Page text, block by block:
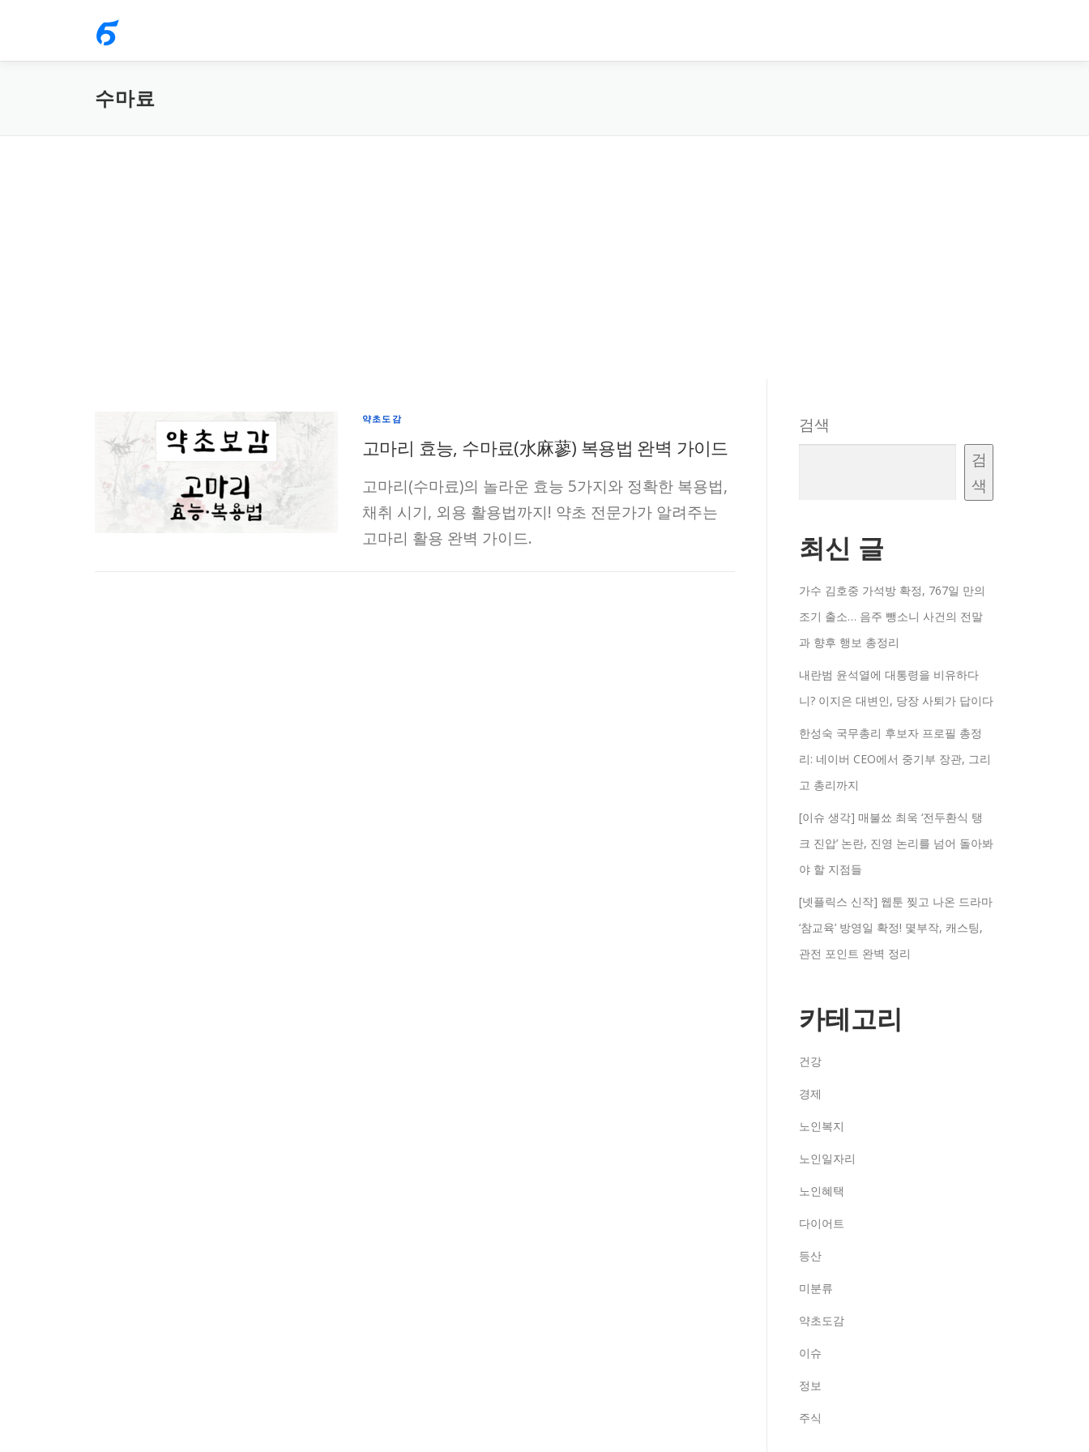
으
수마료
약초도감
고마리 효능, 수마료(水麻蓼) 복용법 완벽 가이드
고마리(수마료)의 놀라운 효능 5가지와 정확한 복용법,
채취 시기, 외용 활용법까지! 약초 전문가가 알려주는
고마리 활용 완벽 가이드.
검색
검
색
최신 글
가수 김호중 가석방 확정, 767일 만의
조기 출소… 음주 뺑소니 사건의 전말
과 향후 행보 총정리
내란범 윤석열에 대통령을 비유하다
니? 이지은 대변인, 당장 사퇴가 답이다
한성숙 국무총리 후보자 프로필 총정
리: 네이버 CEO에서 중기부 장관, 그리
고 총리까지
[이슈 생각] 매불쑈 최욱 ‘전두환식 탱
크 진압’ 논란, 진영 논리를 넘어 돌아봐
야 할 지점들
[넷플릭스 신작] 웹툰 찢고 나온 드라마
‘참교육’ 방영일 확정! 몇부작, 캐스팅,
관전 포인트 완벽 정리
카테고리
건강
경제
노인복지
노인일자리
노인혜택
다이어트
등산
미분류
약초도감
이슈
정보
주식